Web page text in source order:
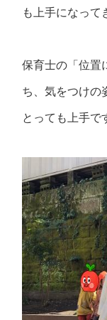
も上手になって
保育士の「位置
ち、気をつけの
とっても上手で